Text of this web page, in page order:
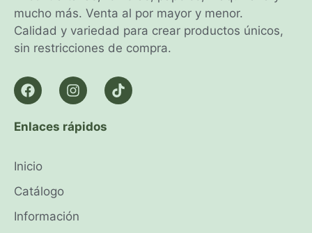
mucho más. Venta al por mayor y menor.
Calidad y variedad para crear productos únicos,
sin restricciones de compra.
Enlaces rápidos
Inicio
Catálogo
Información